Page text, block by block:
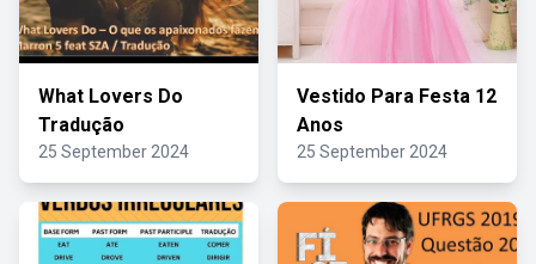
What Lovers Do
Tradução
25 September 2024
Vestido Para Festa 12
Anos
25 September 2024